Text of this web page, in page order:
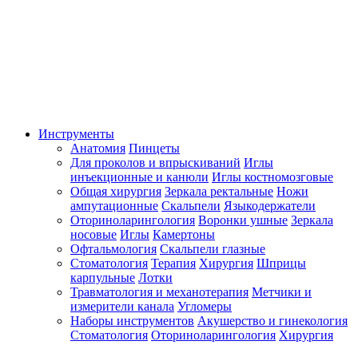
Инструменты
Анатомия Пинцеты
Для проколов и впрыскиваний Иглы
инъекционные и канюли Иглы костномозговые
Общая хирургия Зеркала ректальные Ножи
ампутационные Скальпели Языкодержатели
Оториноларингология Воронки ушные Зеркала
носовые Иглы Камертоны
Офтальмология Скальпели глазные
Стоматология Терапия Хирургия Шприцы
карпульные Лотки
Травматология и механотерапия Метчики и
измерители канала Угломеры
Наборы инструментов Акушерство и гинекология
Стоматология Оториноларингология Хирургия